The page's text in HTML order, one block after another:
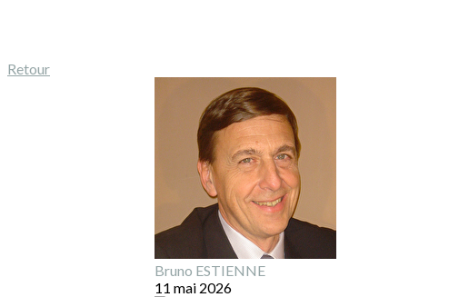
Retour
Bruno ESTIENNE
11 mai 2026